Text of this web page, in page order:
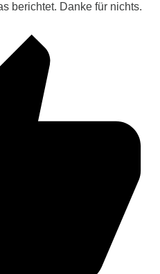
berichtet. Danke für nichts.